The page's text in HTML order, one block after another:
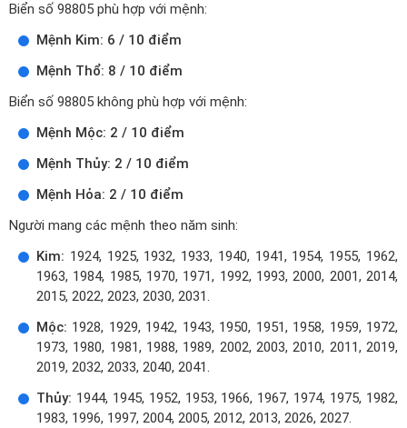
Biển số 98805 phù hợp với mệnh:
Mệnh Kim: 6 / 10 điểm
Mệnh Thổ: 8 / 10 điểm
Biển số 98805 không phù hợp với mệnh:
Mệnh Mộc: 2 / 10 điểm
Mệnh Thủy: 2 / 10 điểm
Mệnh Hỏa: 2 / 10 điểm
Người mang các mệnh theo năm sinh:
Kim: 1924, 1925, 1932, 1933, 1940, 1941, 1954, 1955, 1962,
1963, 1984, 1985, 1970, 1971, 1992, 1993, 2000, 2001, 2014,
2015, 2022, 2023, 2030, 2031.
Mộc: 1928, 1929, 1942, 1943, 1950, 1951, 1958, 1959, 1972,
1973, 1980, 1981, 1988, 1989, 2002, 2003, 2010, 2011, 2019,
2019, 2032, 2033, 2040, 2041.
Thủy: 1944, 1945, 1952, 1953, 1966, 1967, 1974, 1975, 1982,
1983, 1996, 1997, 2004, 2005, 2012, 2013, 2026, 2027.